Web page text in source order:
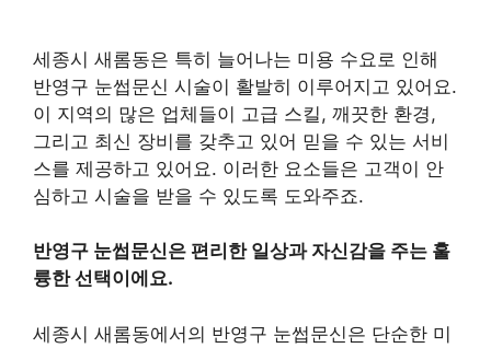
세종시 새롬동은 특히 늘어나는 미용 수요로 인해
반영구 눈썹문신 시술이 활발히 이루어지고 있어요.
이 지역의 많은 업체들이 고급 스킬, 깨끗한 환경,
그리고 최신 장비를 갖추고 있어 믿을 수 있는 서비
스를 제공하고 있어요. 이러한 요소들은 고객이 안
심하고 시술을 받을 수 있도록 도와주죠.
반영구 눈썹문신은 편리한 일상과 자신감을 주는 훌
륭한 선택이에요.
세종시 새롬동에서의 반영구 눈썹문신은 단순한 미